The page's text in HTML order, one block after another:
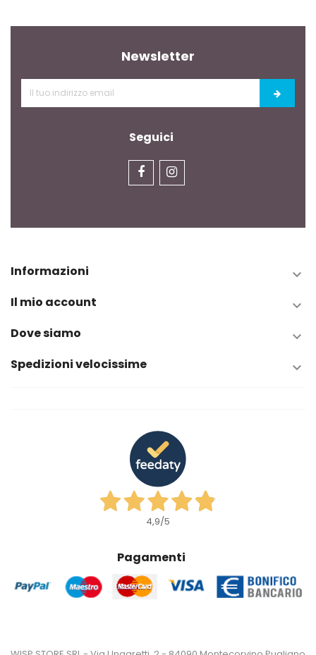
Newsletter
Seguici
Informazioni 
Il mio account 
Dove siamo 
Spedizioni velocissime 
4,9/5
Pagamenti